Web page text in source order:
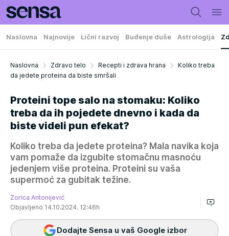
Naslovna Najnovije Lični razvoj Buđenje duše Astrologija
Naslovna Zdravo telo Recepti i zdrava hrana
Koliko treba
da jedete proteina da biste smršali
Proteini tope salo na stomaku: Koliko
treba da ih pojedete dnevno i kada da
biste videli pun efekat?
Koliko treba da jedete proteina? Mala navika koja
vam pomaže da izgubite stomačnu masnoću
jedenjem više proteina. Proteini su vaša
supermoć za gubitak težine.
Zorica Antonijević
Objavljeno 14.10.2024. 12:46h
Dodajte Sensa u vaš Google izbor